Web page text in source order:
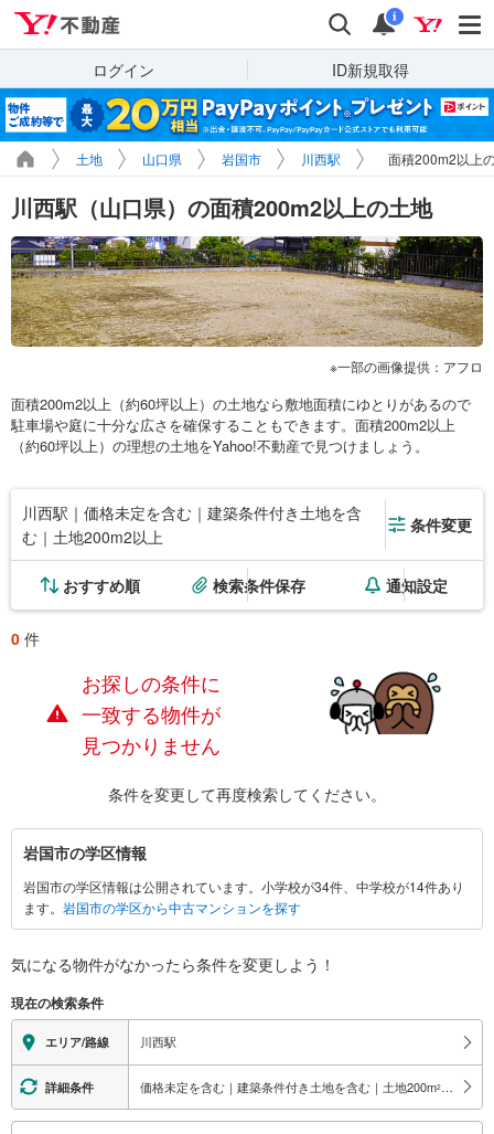
検索 通知
i
ログイン ID新規取得
土地 山口県 岩国市 川西駅 面積200m2以上
川西駅（山口県）の面積200m2以上の土地
一部の画像提供：アフロ
面積200m2以上（約60坪以上）の土地なら敷地面積にゆとりがあるので
駐車場や庭に十分な広さを確保することもできます。面積200m2以上
（約60坪以上）の理想の土地をYahoo!不動産で見つけましょう。
川西駅｜価格未定を含む｜建築条件付き土地を含
む｜土地200m2以上
条件変更
おすすめ順 検索条件保存 通知設定
0 件
お探しの条件に
一致する物件が
見つかりません
条件を変更して再度検索してください。
岩
国
市
に
す
情
報
岩国市の学区情報
岩国市の学区情報は公開されています。小学校が34件、中学校が14件あり
ます。 岩国市の学区から中古マンションを探す
気になる物件がなかったら条件を変更しよう！
現在の検索条件
エリア/路線 川西駅
詳細条件 価格未定を含む｜建築条件付き土地を含む｜土地200m2 以上